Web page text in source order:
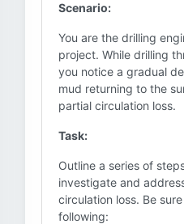
Scenario:
You are the drilling
project. While drilling
you notice a gradual
mud returning to the
partial circulation loss.
Task:
Outline a series of
investigate and
circulation loss. Be
following: